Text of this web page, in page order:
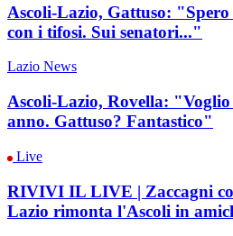
Ascoli-Lazio, Gattuso:
con i tifosi. Sui senatori..."
Lazio News
Ascoli-Lazio, Rovella: "Voglio
anno. Gattuso? Fantastico"
Live
RIVIVI IL LIVE | Zaccagni
Lazio rimonta l'Ascoli in